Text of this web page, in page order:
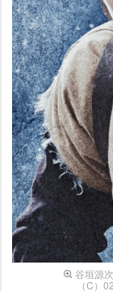
谷垣源
（C）